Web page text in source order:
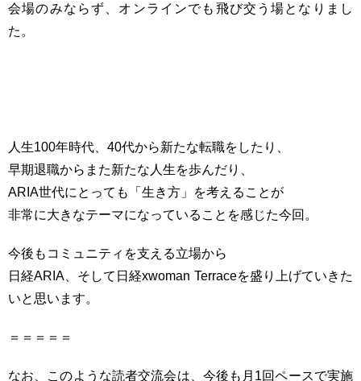
会場のみならず、オンラインでも飛び交う場となりまし
た。
人生100年時代、40代から新たな転職をしたり、
早期退職からまた新たな人生を歩んだり、
ARIA世代にとっても「生き方」を考えることが
非常に大きなテーマになっていることを感じた今回。
今後もコミュニティを支える立場から
日経ARIA、そして日経xwoman Terraceを盛り上げていきた
いと思います。
＝＝＝＝＝
なお、このような読者交流会は、今後も月1回ペースで実施